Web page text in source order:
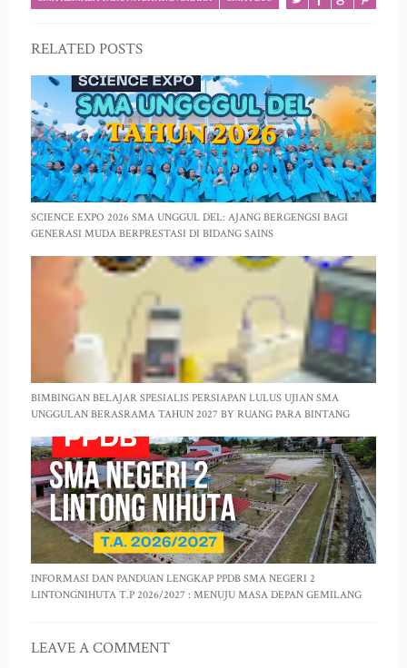
RELATED POSTS
SCIENCE EXPO 2026 SMA UNGGUL DEL: AJANG BERGENGSI BAGI
GENERASI MUDA BERPRESTASI DI BIDANG SAINS
BIMBINGAN BELAJAR SPESIALIS PERSIAPAN LULUS UJIAN SMA
UNGGULAN BERASRAMA TAHUN 2027 BY RUANG PARA BINTANG
INFORMASI DAN PANDUAN LENGKAP PPDB SMA NEGERI 2
LINTONGNIHUTA T.P 2026/2027 : MENUJU MASA DEPAN GEMILANG
LEAVE A COMMENT